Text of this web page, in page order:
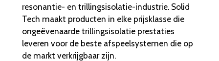
resonantie- en trillingsisolatie-industrie. Solid
Tech maakt producten in elke prijsklasse die
ongeëvenaarde trillingsisolatie prestaties
leveren voor de beste afspeelsystemen die op
de markt verkrijgbaar zijn.